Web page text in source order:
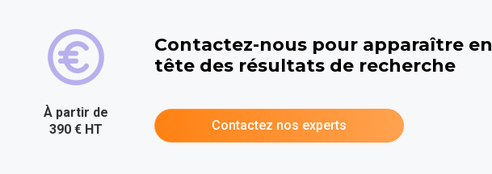
À partir de
390 € HT
Contactez-nous pour apparaître en
tête des résultats de recherche
Contactez nos experts